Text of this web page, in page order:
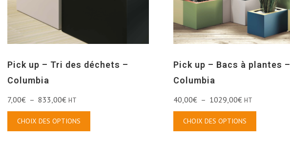
Pick up – Tri des déchets –
Columbia
7,00€ – 833,00€ HT
CHOIX DES OPTIONS
Pick up – Bacs à plantes –
Columbia
40,00€ – 1029,00€ HT
CHOIX DES OPTIONS